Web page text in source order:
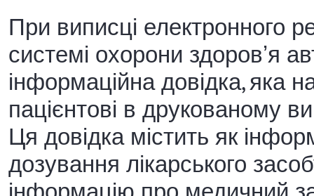
При виписці електронного
системі охорони здоровʼя
інформаційна довідка, яка
пацієнтові в друкованому
Ця довідка містить як
дозування лікарського